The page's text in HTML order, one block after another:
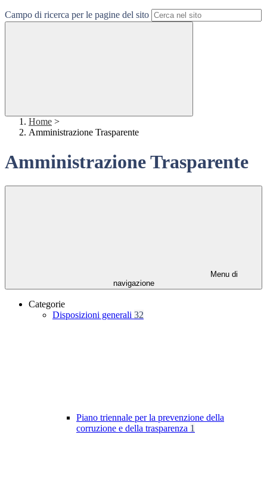
Campo di ricerca per le pagine del sito
Home >
Amministrazione Trasparente
Amministrazione Trasparente
Menu di
navigazione
Categorie
Disposizioni generali 32
Piano triennale per la prevenzione della
corruzione e della trasparenza 1